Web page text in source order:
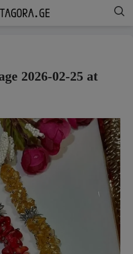
2026-02-25 at